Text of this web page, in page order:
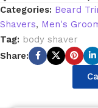
Categories: Beard
Shavers, Men's
Tag: body shaver
Share: